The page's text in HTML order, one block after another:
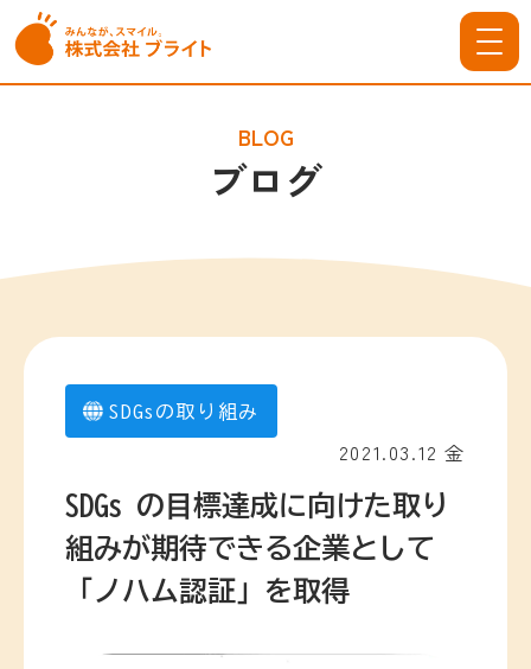
BLOG
ブログ
SDGsの取り組み
2021.03.12 金
SDGs の⽬標達成に向けた取り
組みが期待できる企業として
「ノハム認証」を取得